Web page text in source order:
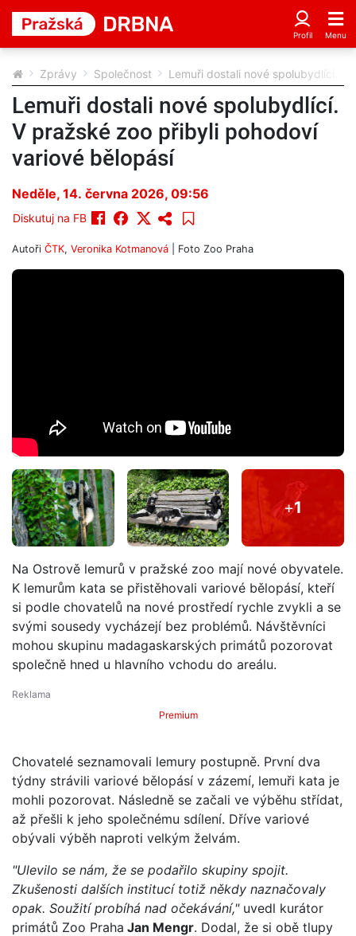
Zprávy Společnost Lemuři dostali nové spolubydlící.
Lemuři dostali nové spolubydlící.
V pražské zoo přibyli pohodoví
variové bělopásí
Neděle, 14. června 2026, 09:56
Diskutuj na FB
Autoři ČTK, Veronika Kotmanová | Foto Zoo Praha
+1
Na Ostrově lemurů v pražské zoo mají nové obyvatele.
K lemurům kata se přistěhovali variové bělopásí, kteří
si podle chovatelů na nové prostředí rychle zvykli a se
svými sousedy vycházejí bez problémů. Návštěvníci
mohou skupinu madagaskarských primátů pozorovat
společně hned u hlavního vchodu do areálu.
Premium
Chovatelé seznamovali lemury postupně. První dva
týdny strávili variové bělopásí v zázemí, lemuři kata je
mohli pozorovat. Následně se začali ve výběhu střídat,
až přešli k jeho společnému sdílení. Dříve variové
obývali výběh naproti velkým želvám.
"Ulevilo se nám, že se podařilo skupiny spojit.
Zkušenosti dalších institucí totiž někdy naznačovaly
opak. Soužití probíhá nad očekávání,"uvedl kurátor
primátů Zoo Praha Jan Mengr. Dodal, že si obě tlupy